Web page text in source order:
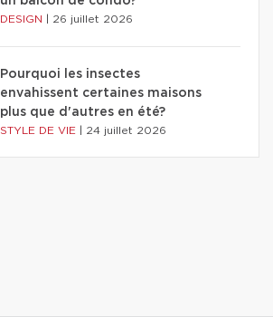
DESIGN 26 juillet 2026
Pourquoi les insectes
envahissent certaines maisons
plus que d'autres en été?
STYLE DE VIE 24 juillet 2026